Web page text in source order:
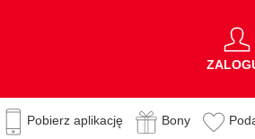
Pobierz aplikację Bony